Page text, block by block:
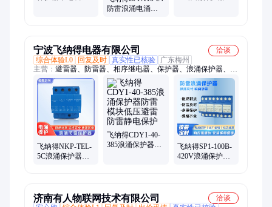
防雷浪涌电涌保
宁波飞纳得电器有限公司
洽谈
综合体验L0
回复及时 真实性已核验
广东梅州
主营： 避雷器、防雷器、相序继电器、保护器、浪涌保护器、电
涌保护器、马达保护器、电动机保护器、电机保护器、缺相保护
器、相序保护器、电机综合保护器、电动机综合保护器、智能电
机保护器、缺相与相序保护器、三相电源保护路、电压表、电流
飞纳得NKP-TEL-
5C浪涌保护器避
飞纳得CDY1-40-
385浪涌保护器防
飞纳得SP1-100B-
420V浪涌保护器
济南有人物联网技术有限公司
洽谈